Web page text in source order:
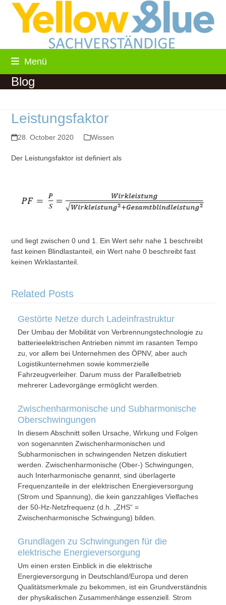
Skip
Menü
Blog
Leistungsfaktor
28. October 2020 Wissen
Der Leistungsfaktor ist definiert als
und liegt zwischen 0 und 1. Ein Wert sehr nahe 1 beschreibt
fast keinen Blindlastanteil, ein Wert nahe 0 beschreibt fast
keinen Wirklastanteil.
Related Posts
Gestörte Netze durch Ladeinfrastruktur
Der Umbau der Mobilität von Verbrennungstechnologie zu
batterieelektrischen Antrieben nimmt im rasanten Tempo
zu, vor allem bei Unternehmen des ÖPNV, aber auch
Logistikunternehmen sowie kommerzielle
Fahrzeugverleiher. Darum muss der Parallelbetrieb
mehrerer Ladevorgänge ermöglicht werden.
Zwischenharmonische und Subharmonische
Oberschwingungen
In diesem Abschnitt sollen Ursache, Wirkung und Folgen
von sogenannten Zwischenharmonischen und
Subharmonischen in schwingenden Netzen diskutiert
werden. Zwischenharmonische (Ober-) Schwingungen,
auch Interharmonische genannt, sind überlagerte
Frequenzanteile in der elektrischen Energieversorgung
(Strom und Spannung), die kein ganzzahliges Vielfaches
der 50-Hz-Netzfrequenz (d.h. „ZHS“ =
Zwischenharmonische Schwingung) bilden.
Grundlagen zu Schwingungen für die
elektrische Energieversorgung
Um einen ersten Einblick in die elektrische
Energieversorgung in Deutschland/Europa und deren
Qualitätsmerkmale zu bekommen, ist ein Grundverständnis
der physikalischen Zusammenhänge essenziell. Strom